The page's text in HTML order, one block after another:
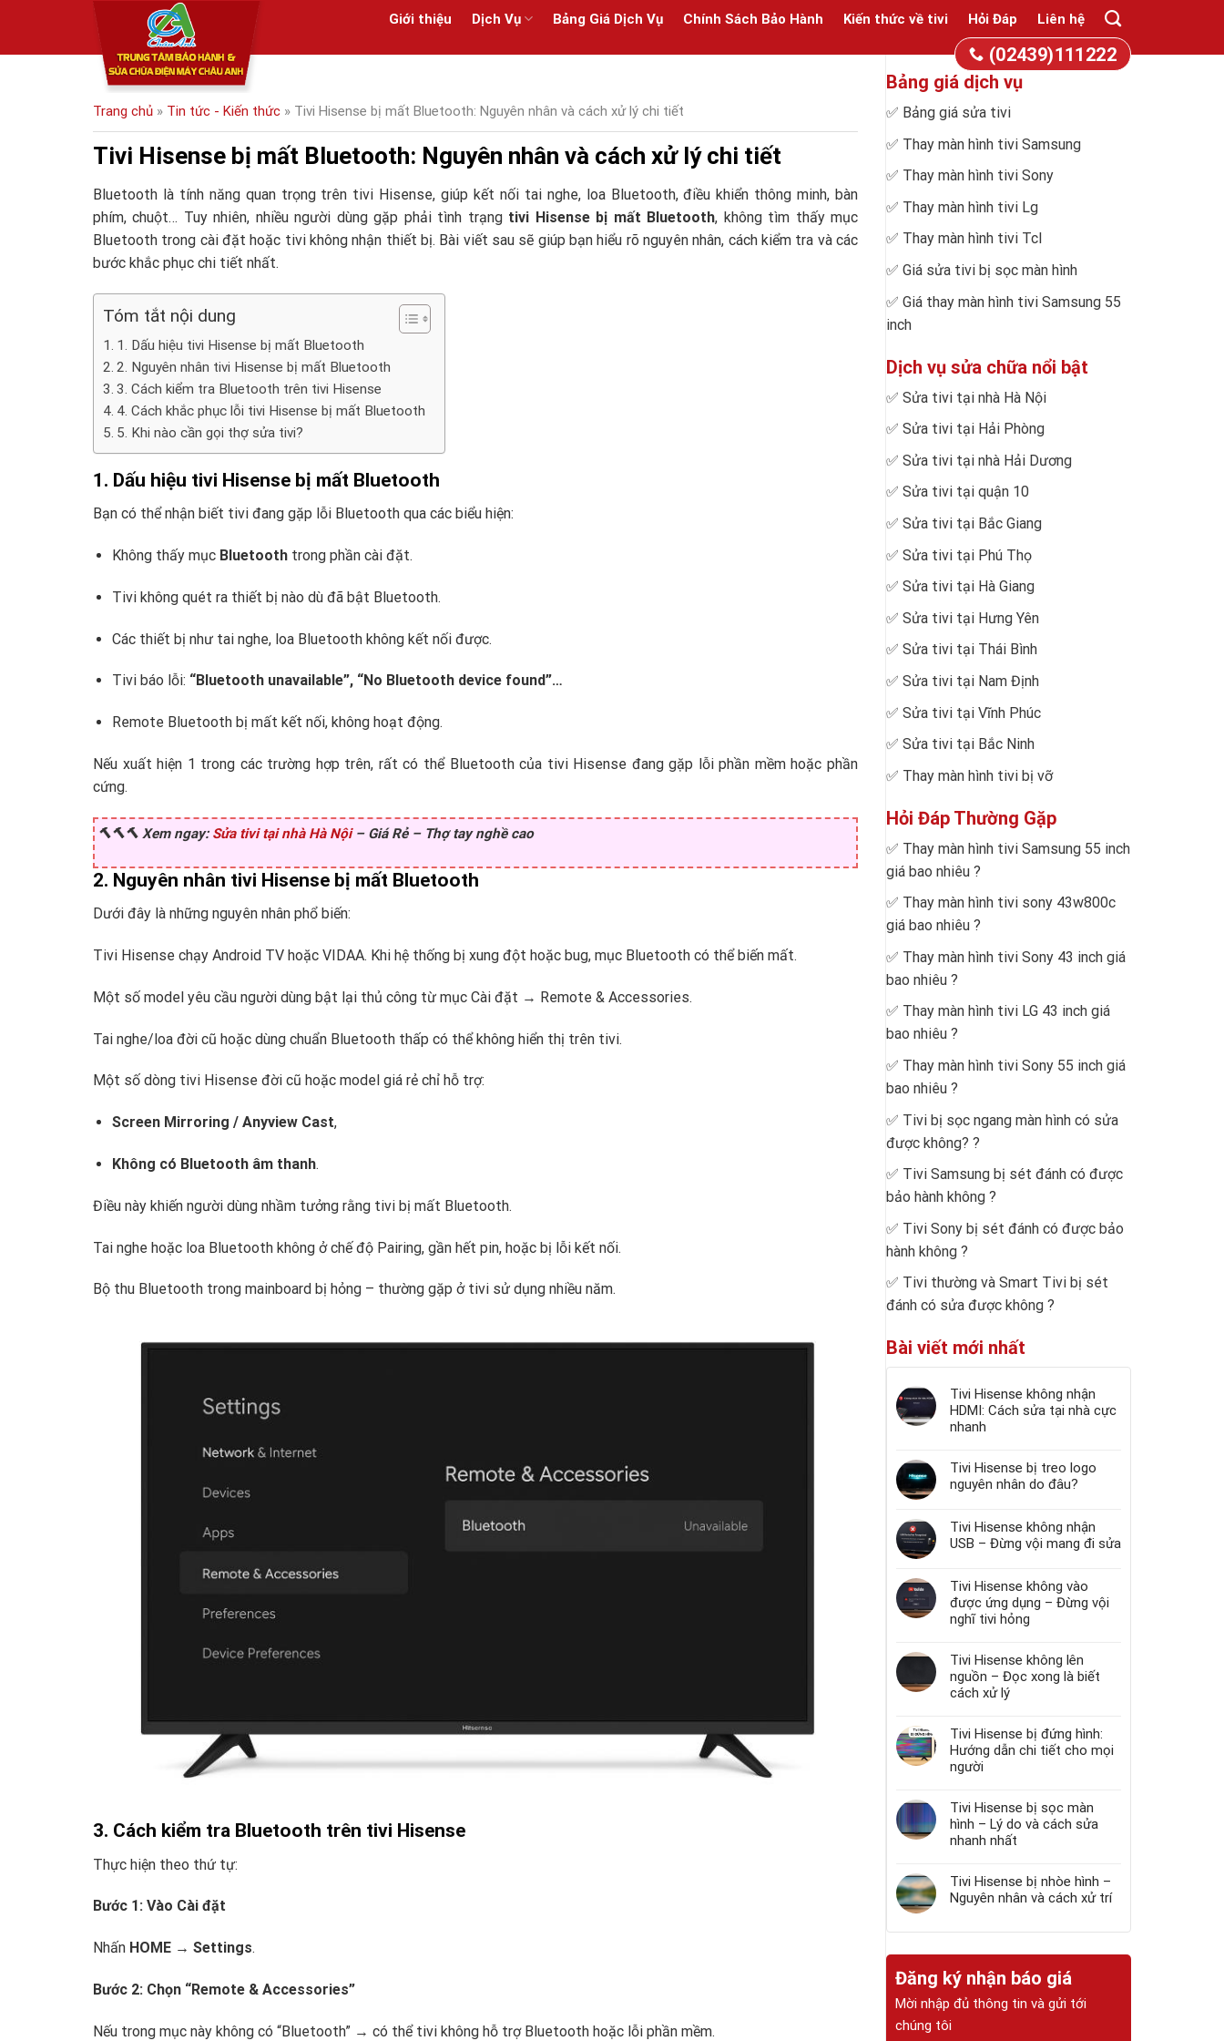
content
Giới thiệu Dịch Vụ Bảng Giá Dịch Vụ Chính Sách Bảo Hành Kiến thức về tivi Hỏi Đáp Liên hệ
(02439)111222
Trang chủ » Tin tức - Kiến thức » Tivi Hisense bị mất Bluetooth: Nguyên nhân và cách xử lý chi tiết
Tivi Hisense bị mất Bluetooth: Nguyên nhân và cách xử lý chi tiết
Bluetooth là tính năng quan trọng trên tivi Hisense, giúp kết nối tai nghe, loa Bluetooth, điều khiển thông minh, bàn
phím, chuột… Tuy nhiên, nhiều người dùng gặp phải tình trạng tivi Hisense bị mất Bluetooth, không tìm thấy mục
Bluetooth trong cài đặt hoặc tivi không nhận thiết bị. Bài viết sau sẽ giúp bạn hiểu rõ nguyên nhân, cách kiểm tra và các
bước khắc phục chi tiết nhất.
Tóm tắt nội dung
1. Dấu hiệu tivi Hisense bị mất Bluetooth
2. Nguyên nhân tivi Hisense bị mất Bluetooth
3. Cách kiểm tra Bluetooth trên tivi Hisense
4. Cách khắc phục lỗi tivi Hisense bị mất Bluetooth
5. Khi nào cần gọi thợ sửa tivi?
1. Dấu hiệu tivi Hisense bị mất Bluetooth
Bạn có thể nhận biết tivi đang gặp lỗi Bluetooth qua các biểu hiện:
Không thấy mục Bluetoothtrong phần cài đặt.
Tivi không quét ra thiết bị nào dù đã bật Bluetooth.
Các thiết bị như tai nghe, loa Bluetooth không kết nối được.
Tivi báo lỗi: “Bluetooth unavailable”, “No Bluetooth device found”…
Remote Bluetooth bị mất kết nối, không hoạt động.
Nếu xuất hiện 1 trong các trường hợp trên, rất có thể Bluetooth của tivi Hisense đang gặp lỗi phần mềm hoặc phần
cứng.
🔨🔨🔨 Xem ngay: Sửa tivi tại nhà Hà Nội– Giá Rẻ – Thợ tay nghề cao
2. Nguyên nhân tivi Hisense bị mất Bluetooth
Dưới đây là những nguyên nhân phổ biến:
Tivi Hisense chạy Android TV hoặc VIDAA. Khi hệ thống bị xung đột hoặc bug, mục Bluetooth có thể biến mất.
Một số model yêu cầu người dùng bật lại thủ công từ mục Cài đặt → Remote & Accessories.
Tai nghe/loa đời cũ hoặc dùng chuẩn Bluetooth thấp có thể không hiển thị trên tivi.
Một số dòng tivi Hisense đời cũ hoặc model giá rẻ chỉ hỗ trợ:
Screen Mirroring / Anyview Cast,
Không có Bluetooth âm thanh.
Điều này khiến người dùng nhầm tưởng rằng tivi bị mất Bluetooth.
Tai nghe hoặc loa Bluetooth không ở chế độ Pairing, gần hết pin, hoặc bị lỗi kết nối.
Bộ thu Bluetooth trong mainboard bị hỏng – thường gặp ở tivi sử dụng nhiều năm.
3. Cách kiểm tra Bluetooth trên tivi Hisense
Thực hiện theo thứ tự:
Bước 1: Vào Cài đặt
Nhấn HOME → Settings.
Bước 2: Chọn “Remote & Accessories”
Nếu trong mục này không có “Bluetooth” → có thể tivi không hỗ trợ Bluetooth hoặc lỗi phần mềm.
Bảng giá dịch vụ
✅ Bảng giá sửa tivi
✅ Thay màn hình tivi Samsung
✅ Thay màn hình tivi Sony
✅ Thay màn hình tivi Lg
✅ Thay màn hình tivi Tcl
✅ Giá sửa tivi bị sọc màn hình
✅ Giá thay màn hình tivi Samsung 55
inch
Dịch vụ sửa chữa nổi bật
✅ Sửa tivi tại nhà Hà Nội
✅ Sửa tivi tại Hải Phòng
✅ Sửa tivi tại nhà Hải Dương
✅ Sửa tivi tại quận 10
✅ Sửa tivi tại Bắc Giang
✅ Sửa tivi tại Phú Thọ
✅ Sửa tivi tại Hà Giang
✅ Sửa tivi tại Hưng Yên
✅ Sửa tivi tại Thái Bình
✅ Sửa tivi tại Nam Định
✅ Sửa tivi tại Vĩnh Phúc
✅ Sửa tivi tại Bắc Ninh
✅ Thay màn hình tivi bị vỡ
Hỏi Đáp Thường Gặp
✅ Thay màn hình tivi Samsung 55 inch
giá bao nhiêu ?
✅ Thay màn hình tivi sony 43w800c
giá bao nhiêu ?
✅ Thay màn hình tivi Sony 43 inch giá
bao nhiêu ?
✅ Thay màn hình tivi LG 43 inch giá
bao nhiêu ?
✅ Thay màn hình tivi Sony 55 inch giá
bao nhiêu ?
✅ Tivi bị sọc ngang màn hình có sửa
được không? ?
✅ Tivi Samsung bị sét đánh có được
bảo hành không ?
✅ Tivi Sony bị sét đánh có được bảo
hành không ?
✅ Tivi thường và Smart Tivi bị sét
đánh có sửa được không ?
Bài viết mới nhất
Tivi Hisense không nhận
HDMI: Cách sửa tại nhà cực
nhanh
Tivi Hisense bị treo logo
nguyên nhân do đâu?
Tivi Hisense không nhận
USB – Đừng vội mang đi sửa
Tivi Hisense không vào
được ứng dụng – Đừng vội
nghĩ tivi hỏng
Tivi Hisense không lên
nguồn – Đọc xong là biết
cách xử lý
Tivi Hisense bị đứng hình:
Hướng dẫn chi tiết cho mọi
người
Tivi Hisense bị sọc màn
hình – Lý do và cách sửa
nhanh nhất
Tivi Hisense bị nhòe hình –
Nguyên nhân và cách xử trí
Đăng ký nhận báo giá
Mời nhập đủ thông tin và gửi tới
chúng tôi